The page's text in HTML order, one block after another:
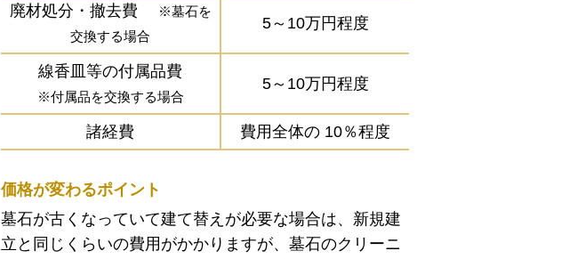
廃材処分・撤去費
※墓石を
交換する場合
5～10万円程度
線香皿等の付属品費
※付属品を交換する場合
5～10万円程度
諸経費 費用全体の 10％程度
価格が変わるポイント
墓石が古くなっていて建て替えが必要な場合は、新規建
立と同じくらいの費用がかかりますが、墓石のクリーニ